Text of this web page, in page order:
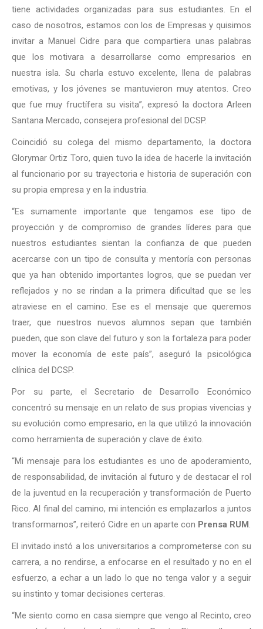
tiene actividades organizadas para sus estudiantes. En el
caso de nosotros, estamos con los de Empresas y quisimos
invitar a Manuel Cidre para que compartiera unas palabras
que los motivara a desarrollarse como empresarios en
nuestra isla. Su charla estuvo excelente, llena de palabras
emotivas, y los jóvenes se mantuvieron muy atentos. Creo
que fue muy fructífera su visita”, expresó la doctora Arleen
Santana Mercado, consejera profesional del DCSP.
Coincidió su colega del mismo departamento, la doctora
Glorymar Ortiz Toro, quien tuvo la idea de hacerle la invitación
al funcionario por su trayectoria e historia de superación con
su propia empresa y en la industria.
“Es sumamente importante que tengamos ese tipo de
proyección y de compromiso de grandes líderes para que
nuestros estudiantes sientan la confianza de que pueden
acercarse con un tipo de consulta y mentoría con personas
que ya han obtenido importantes logros, que se puedan ver
reflejados y no se rindan a la primera dificultad que se les
atraviese en el camino. Ese es el mensaje que queremos
traer, que nuestros nuevos alumnos sepan que también
pueden, que son clave del futuro y son la fortaleza para poder
mover la economía de este país”, aseguró la psicológica
clínica del DCSP.
Por su parte, el Secretario de Desarrollo Económico
concentró su mensaje en un relato de sus propias vivencias y
su evolución como empresario, en la que utilizó la innovación
como herramienta de superación y clave de éxito.
“Mi mensaje para los estudiantes es uno de apoderamiento,
de responsabilidad, de invitación al futuro y de destacar el rol
de la juventud en la recuperación y transformación de Puerto
Rico. Al final del camino, mi intención es emplazarlos a juntos
transformarnos”, reiteró Cidre en un aparte con Prensa RUM
El invitado instó a los universitarios a comprometerse con su
carrera, a no rendirse, a enfocarse en el resultado y no en el
esfuerzo, a echar a un lado lo que no tenga valor y a seguir
su instinto y tomar decisiones certeras.
“Me siento como en casa siempre que vengo al Recinto, creo